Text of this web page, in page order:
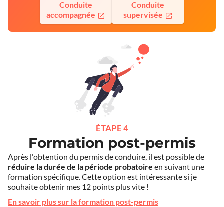
Conduite
accompagnée
Conduite
supervisée
ÉTAPE 4
Formation post-permis
Après l'obtention du permis de conduire, il est possible de
réduire la durée de la période probatoire en suivant une
formation spécifique. Cette option est intéressante si je
souhaite obtenir mes 12 points plus vite !
En savoir plus sur la formation post-permis